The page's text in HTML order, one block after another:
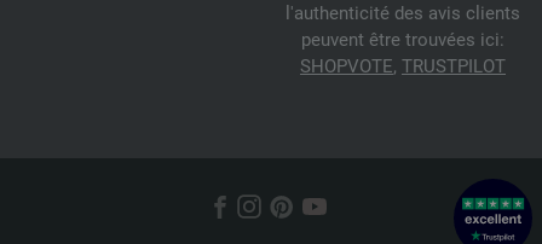
l'authenticité des avis clients
peuvent être trouvées ici:
SHOPVOTE, TRUSTPILOT